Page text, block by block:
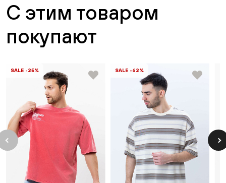
С этим товаром
покупают
SALE -25% SALE -62%